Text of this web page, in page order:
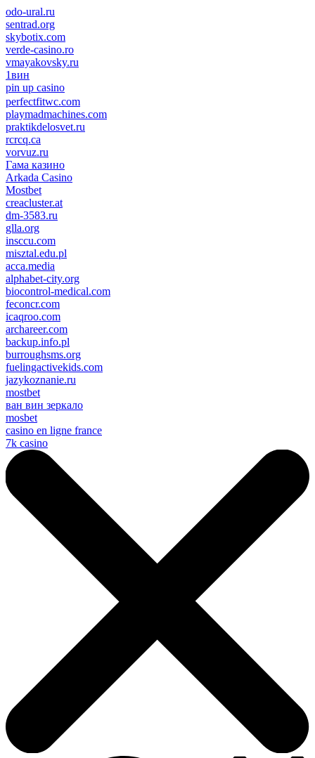
odo-ural.ru
sentrad.org
skybotix.com
verde-casino.ro
vmayakovsky.ru
1вин
pin up casino
пин ап
1win
perfectfitwc.com
playmadmachines.com
praktikdelosvet.ru
rcrcq.ca
vorvuz.ru
Гама казино
Arkada Casino
Mostbet
creacluster.at
dm-3583.ru
glla.org
insccu.com
misztal.edu.pl
acca.media
alphabet-city.org
biocontrol-medical.com
feconcr.com
icaqroo.com
archareer.com
backup.info.pl
burroughsms.org
fuelingactivekids.com
jazykoznanie.ru
mostbet
ван вин зеркало
mosbet
casino en ligne france
7k casino